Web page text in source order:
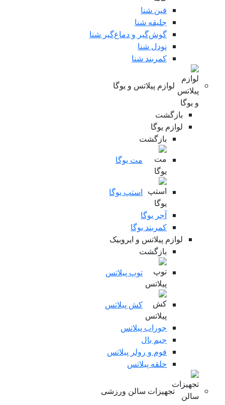
فین شنا
جلیقه شنا
گوش‌گیر و دماغ‌گیر شنا
نودل شنا
کمربند شنا
لوازم پیلاتس و یوگا
بازگشت
لوازم یوگا
بازگشت
مت یوگا
استپ یوگا
آجر یوگا
کمربند یوگا
لوازم پیلاتس و ایروبیک
بازگشت
توپ پیلاتس
کش پیلاتس
جوراب پیلاتس
جیم بال
فوم و رولر پیلاتس
حلقه پیلاتس
تجهیزات سالن ورزشی